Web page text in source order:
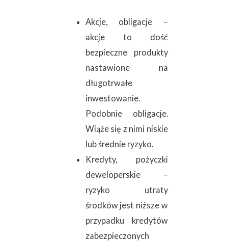
Akcje, obligacje –
akcje to dość
bezpieczne produkty
nastawione na
długotrwałe
inwestowanie.
Podobnie obligacje.
Wiąże się z nimi niskie
lub średnie ryzyko.
Kredyty, pożyczki
deweloperskie –
ryzyko utraty
środków jest niższe w
przypadku kredytów
zabezpieczonych